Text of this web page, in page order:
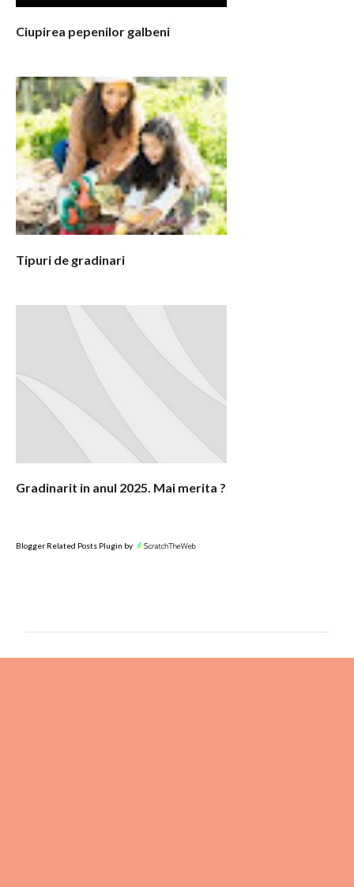
Ciupirea pepenilor galbeni
Tipuri de gradinari
Gradinarit in anul 2025. Mai merita ?
Blogger Related Posts Plugin by